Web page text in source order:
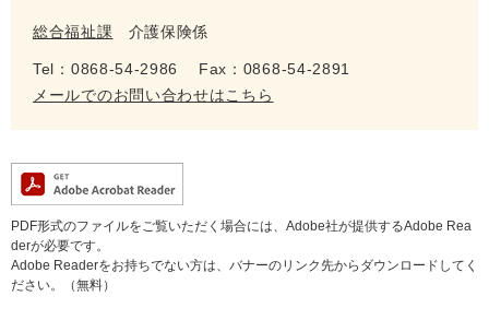
総合福祉課 介護保険係
Tel：0868-54-2986
Fax：0868-54-2891
メールでのお問い合わせはこちら
PDF形式のファイルをご覧いただく場合には、Adobe社が提供するAdobe Rea
derが必要です。
Adobe Readerをお持ちでない方は、バナーのリンク先からダウンロードしてく
ださい。（無料）